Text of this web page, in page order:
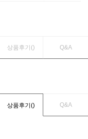
상품후기() Q&A
상품후기() Q&A